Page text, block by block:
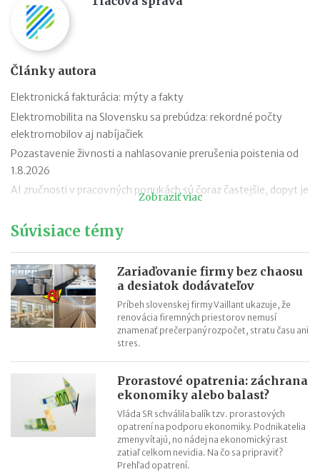
Články autora
Elektronická fakturácia: mýty a fakty
Elektromobilita na Slovensku sa prebúdza: rekordné počty
elektromobilov aj nabíjačiek
Pozastavenie živnosti a nahlasovanie prerušenia poistenia od
1.8.2026
AI zručnosti v pracovných ponukách sú čoraz častejšie, dopyt je
Návrat z dovolenky mimo EÚ: čo si možno priniesť bez platenia
Nové pravidlá EÚ v leteckej doprave: zlepšenie práv pre
cestujúcich
Riziká lacného „značkového“ tovaru: strata peňazí aj ohrozenie
zdravia
Nové pravidlá kontroly PZP od 1.8.2026
termíny po skončení školského roka
OČR cez letné prázdniny a zmena tlačiva v roku 2026
Zobraziť viac
Súvisiace témy
Zariaďovanie firmy bez chaosu
a desiatok dodávateľov
Príbeh slovenskej firmy Vaillant ukazuje, že
renovácia firemných priestorov nemusí
znamenať prečerpaný rozpočet, stratu času ani
stres.
Prorastové opatrenia: záchrana
ekonomiky alebo balast?
Vláda SR schválila balík tzv. prorastových
opatrení na podporu ekonomiky. Podnikatelia
zmeny vítajú, no nádej na ekonomický rast
zatiaľ celkom nevidia. Na čo sa pripraviť?
Prehľad opatrení.